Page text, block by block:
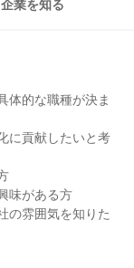
企業を知る
体的な職種が決ま
に貢献したいと考
味がある方
の雰囲気を知りた